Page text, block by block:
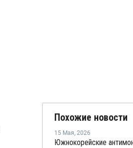
Похожие новости
15 Мая, 2026